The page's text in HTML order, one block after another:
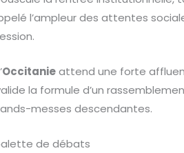
l’ampleur des attentes
Occitanieattend une forte
la formule d’un
messes descendantes.
de débats